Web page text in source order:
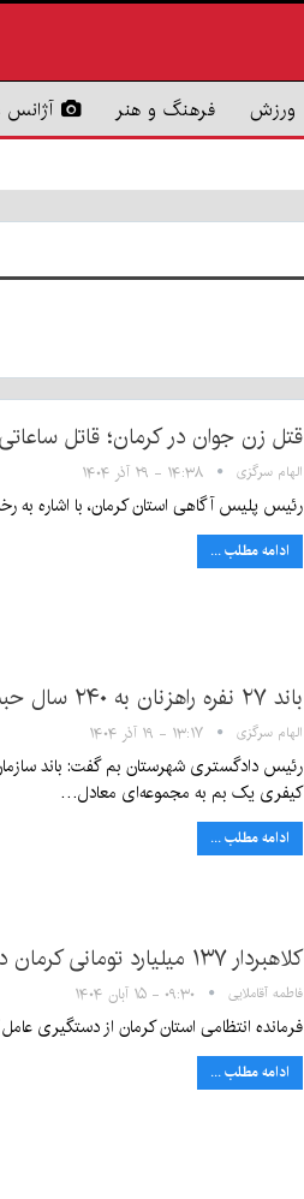
ورزش فرهنگ و هنر
قتل زن جوان در کرمان؛ قاتل
الهام سرگزی ۱۴:۳۸ - ۲۹ آذر ۱۴۰۴
رئیس پلیس آگاهی استان کرمان، با اشاره به رخداد یک قتل صبح (جمعه) ۲۸ آذر در شهر کرمان گفت:
ادامه مطلب ...
باند ۲۷ نفره راهزنان به ۲۴۰ سال حبس محکوم شدند
الهام سرگزی ۱۳:۱۷ - ۱۹ آذر ۱۴۰۴
رئیس دادگستری شهرستان بم گفت: باند
کیفری یک بم به مجموعه‌ای معادل…
ادامه مطلب ...
کلاهبردار ۱۳۷ میلیارد تومانی کرمان در تهران دستگیر شد
فاطمه آقاملایی ۰۹:۳۰ - ۱۵ آبان ۱۴۰۴
فرمانده انتظامی استان کرمان از دستگیری عامل کلاهبرداری ۱۳۷ میلیارد تومانی یک شرکت هلدینگی پس از ۲
ادامه مطلب ...